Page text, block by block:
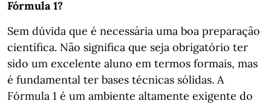
Fórmula 1?
Sem dúvida que é necessária uma boa preparação
científica. Não significa que seja obrigatório ter
sido um excelente aluno em termos formais, mas
é fundamental ter bases técnicas sólidas. A
Fórmula 1 é um ambiente altamente exigente do